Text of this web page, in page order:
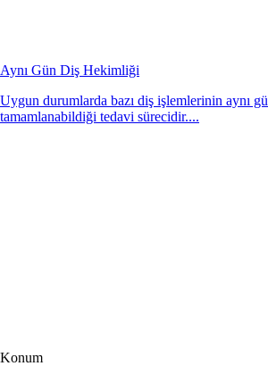
Aynı Gün Diş Hekimliği
Uygun durumlarda bazı diş işlemlerinin aynı
tamamlanabildiği tedavi sürecidir....
Konum